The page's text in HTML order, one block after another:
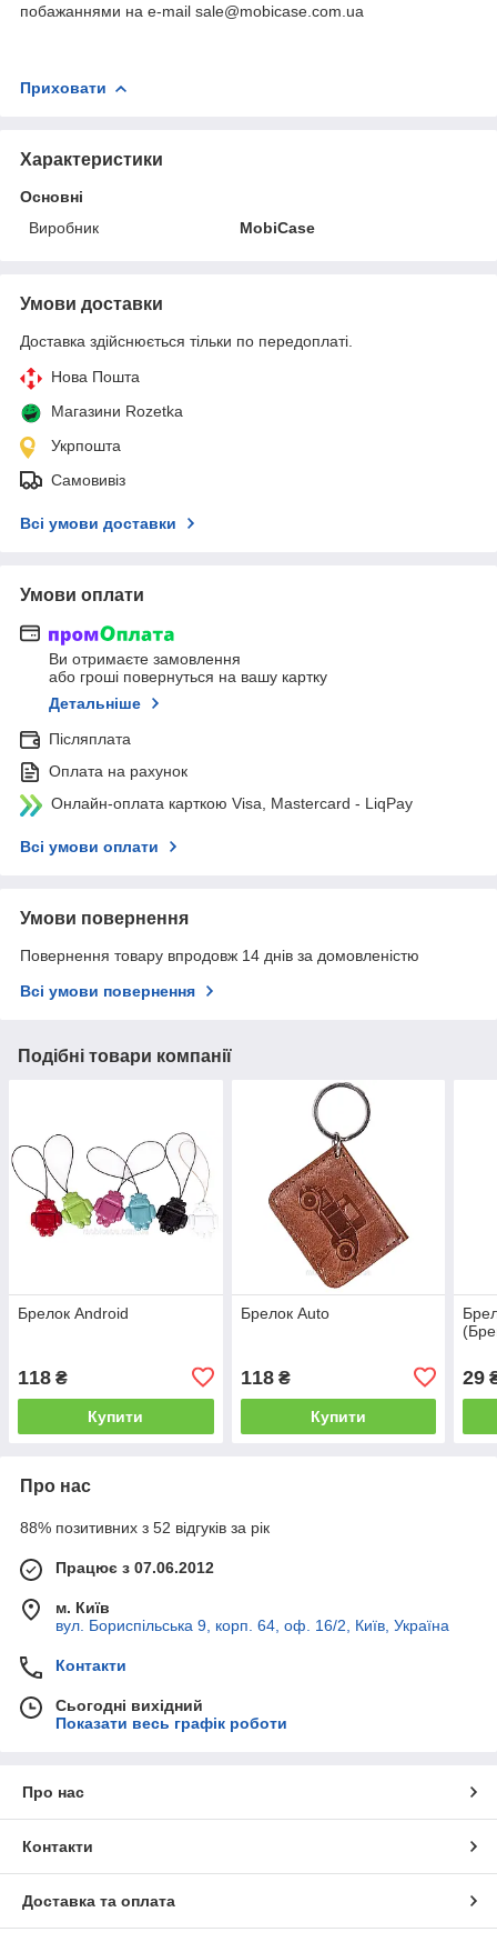
побажаннями на e-mail sale@mobicase.com.ua
Приховати
Характеристики
Основні
Виробник
MobiCase
Умови доставки
Доставка здійснюється тільки по передоплаті.
Нова Пошта
Магазини Rozetka
Укрпошта
Самовивіз
Всі умови доставки
Умови оплати
Ви отримаєте замовлення
або гроші повернуться на вашу картку
Детальніше
Післяплата
Оплата на рахунок
Онлайн-оплата карткою Visa, Mastercard - LiqPay
Всі умови оплати
Умови повернення
Повернення товару впродовж 14 днів за домовленістю
Всі умови повернення
Подібні товари компанії
Брелок Android
118 ₴
Купити
Брелок Auto
118₴
Купити
29
Про нас
88% позитивних з 52 відгуків за рік
Працює з 07.06.2012
м. Київ
вул. Бориспільська 9, корп. 64, оф. 16/2, Київ, Україна
Контакти
Сьогодні вихідний
Показати весь графік роботи
Про нас
Контакти
Доставка та оплата